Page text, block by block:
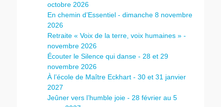
octobre 2026
En chemin d’Essentiel - dimanche 8 novembre
2026
Retraite « Voix de la terre, voix humaines » -
novembre 2026
Écouter le Silence qui danse - 28 et 29
novembre 2026
À l’école de Maître Eckhart - 30 et 31 janvier
2027
Jeûner vers l’humble joie - 28 février au 5